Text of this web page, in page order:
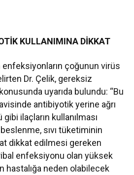
KULLANIMINA DİKKAT
enfeksiyonların çoğunun virüs
Dr. Çelik, gereksiz
uyarıda bulundu: “Bu
antibiyotik yerine ağrı
ilaçların kullanılması
sıvı tüketiminin
dikkat edilmesi gereken
enfeksiyonu olan yüksek
hastalığa neden olabilecek